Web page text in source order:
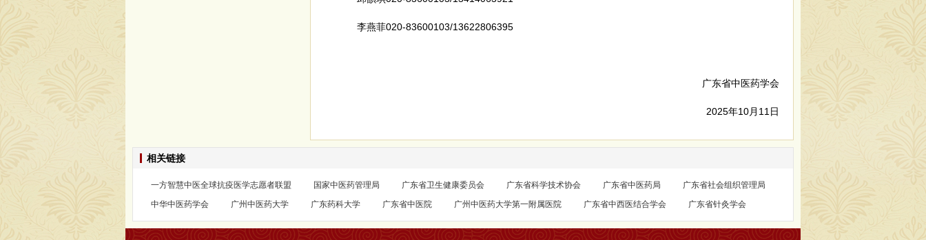
李燕菲020-83600103/13622806395
广东省中医药学会
2025年10月11日
相关链接
一方智慧中医全球抗疫医学志愿者联盟 国家中医药管理局 广东省卫生健康委员会 广东省科学技术协会 广东省中医药局
广东省社会组织管理局
中华中医药学会
广州中医药大学 广东药科大学 广东省中医院 广州中医药大学第一附属医院 广东省中西医结合学会 广东省针灸学会